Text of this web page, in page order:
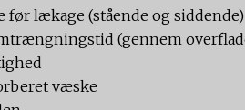
før lækage (stående og siddende)
(gennem
væske